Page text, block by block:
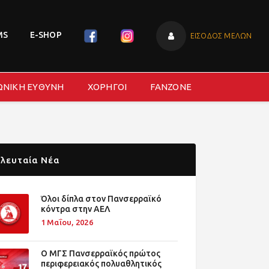
E-SHOP ΕΙΣΟΔΟΣ ΜΕΛΩΝ
ΕΥΘΥΝΗ ΧΟΡΗΓΟΙ FANZONE
Νέα
Όλοι δίπλα στον Πανσερραϊκό
κόντρα στην ΑΕΛ
1 Μαΐου, 2026
O ΜΓΣ Πανσερραϊκός πρώτος
περιφερειακός πολυαθλητικός